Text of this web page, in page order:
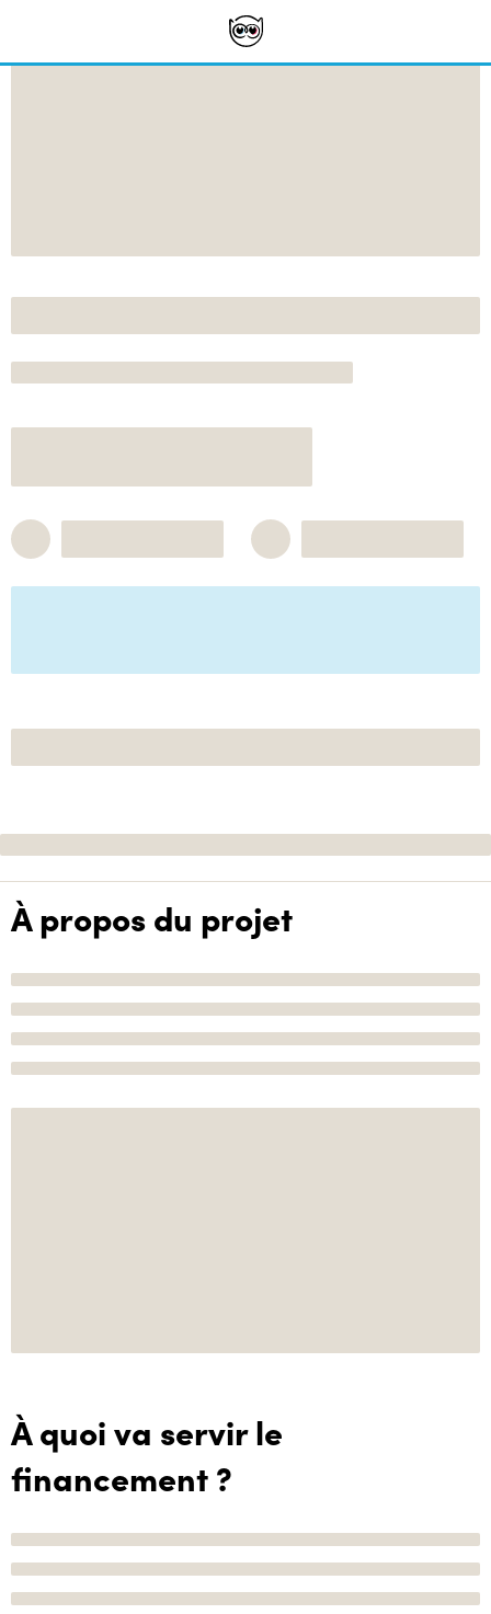
À propos du projet
À quoi va servir le
financement ?